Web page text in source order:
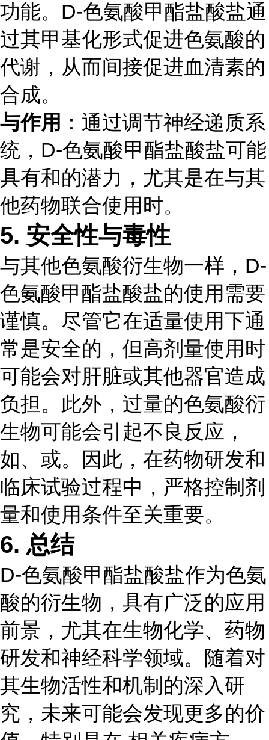
功能。D-色氨酸甲酯盐酸盐通
过其甲基化形式促进色氨酸的
代谢，从而间接促进血清素的
合成。
与作用 ：通过调节神经递质系
统，D-色氨酸甲酯盐酸盐可能
具有和的潜力，尤其是在与其
他药物联合使用时。
5. 安全性与毒性
与其他色氨酸衍生物一样，D-
色氨酸甲酯盐酸盐的使用需要
谨慎。尽管它在适量使用下通
常是安全的，但高剂量使用时
可能会对肝脏或其他器官造成
负担。此外，过量的色氨酸衍
生物可能会引起不良反应，
如、或。因此，在药物研发和
临床试验过程中，严格控制剂
量和使用条件至关重要。
6. 总结
D-色氨酸甲酯盐酸盐作为色氨
酸的衍生物，具有广泛的应用
前景，尤其在生物化学、药物
研发和神经科学领域。随着对
其生物活性和机制的深入研
究，未来可能会发现更多的价